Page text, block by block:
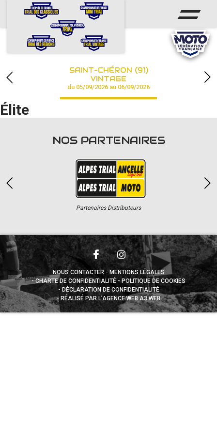
ACCUEIL
CALENDRIER
CHAMPIONNAT
RÉSULTATS
PHOTOS / VIDÉOS
PARTENAIRES
SAINT-CHÉRON (91)
VINTAGE
du 05/09/2026 au 06/09/2026
Élite
NOS PARTENAIRES
Partenaires Distributeurs
NOUS CONTACTER
MENTIONS LÉGALES
CHARTE DE CONFIDENTIALITÉ
POLITIQUE DE COOKIES
DÉCLARATION DE CONFIDENTIALITÉ
RÉALISÉ PAR L’AGENCE WEB A3 WEB